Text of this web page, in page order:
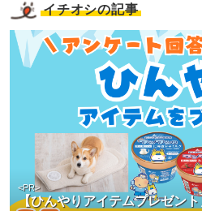
イチオシの記事
【ひんやりアイテムプレゼン
<PR>